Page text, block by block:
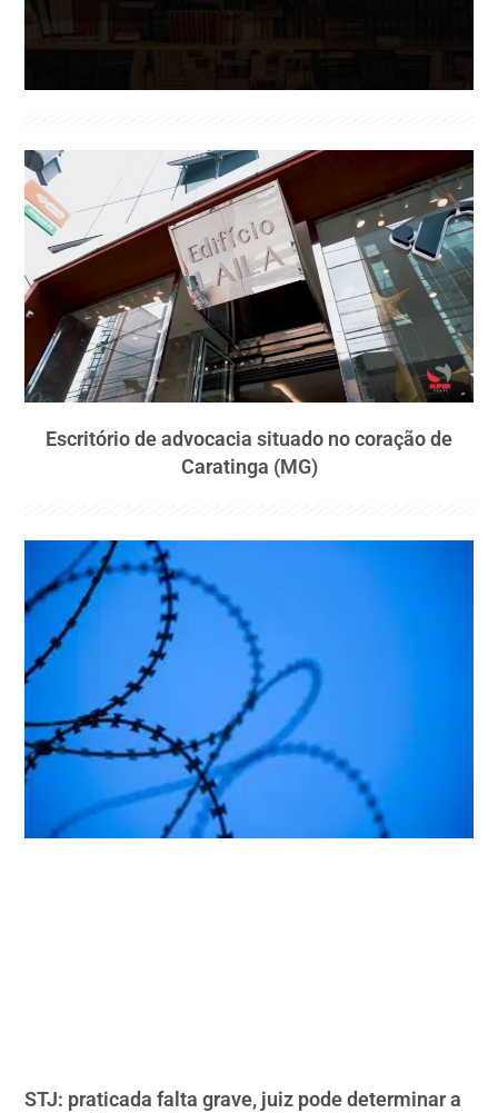
Escritório de advocacia situado no coração de
Caratinga (MG)
STJ: praticada falta grave, juiz pode determinar a